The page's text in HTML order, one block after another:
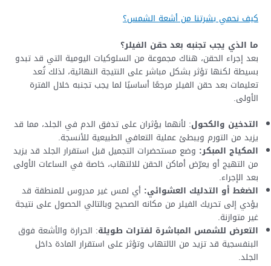
كيف نحمي بشرتنا من أشعة الشمس؟
ما الذي يجب تجنبه بعد حقن الفيلر؟
بعد إجراء الحقن، هناك مجموعة من السلوكيات اليومية التي قد تبدو
بسيطة لكنها تؤثر بشكل مباشر على النتيجة النهائية، لذلك تُعد
تعليمات بعد حقن الفيلر مرجعًا أساسيًا لما يجب تجنبه خلال الفترة
الأولى.
التدخين والكحول: لأنهما يؤثران على تدفق الدم في الجلد، مما قد
يزيد من التورم ويبطئ عملية التعافي الطبيعية للأنسجة.
المكياج المبكر: وضع مستحضرات التجميل قبل استقرار الجلد قد يزيد
من التهيج أو يعرّض أماكن الحقن للالتهاب، خاصة في الساعات الأولى
بعد الإجراء.
الضغط أو التدليك العشوائي: أي لمس غير مدروس للمنطقة قد
يؤدي إلى تحريك الفيلر من مكانه الصحيح وبالتالي الحصول على نتيجة
غير متوازنة.
التعرض للشمس المباشرة لفترات طويلة: الحرارة والأشعة فوق
البنفسجية قد تزيد من الالتهاب وتؤثر على استقرار المادة داخل
الجلد.